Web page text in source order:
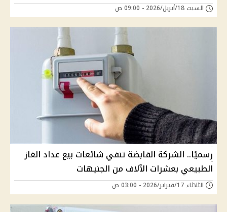
السبت 18/أبريل/2026 - 09:00 ص
رسميًا.. الشركة القابضة تنفي شائعات بيع عداد الغاز
الطبيعي بعشرات الآلاف من الجنيهات
الثلاثاء 17/فبراير/2026 - 03:00 ص